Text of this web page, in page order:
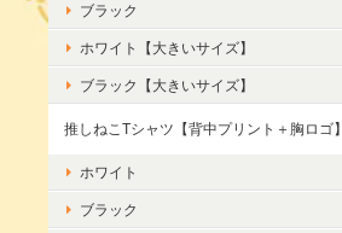
ブラック
ホワイト【大きいサイズ】
ブラック【大きいサイズ】
推しねこTシャツ【背中プリント＋胸ロゴ】
ホワイト
ブラック